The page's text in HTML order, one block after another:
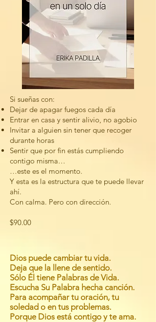
Si sueñas con:
Dejar de apagar fuegos cada día
Entrar en casa y sentir alivio, no agobio
Invitar a alguien sin tener que recoger
durante horas
Sentir que por fin estás cumpliendo
contigo misma…
…este es el momento.
Y esta es la estructura que te puede llevar
ahí.
Con calma. Pero con dirección.
$90.00
Dios puede cambiar tu vida.
Deja que la llene de sentido.
Sólo Él tiene Palabras de Vida.
Escucha Su Palabra hecha canción.
Para acompañar tu oración, tu
soledad o en tus problemas.
Porque Dios está contigo y te ama.